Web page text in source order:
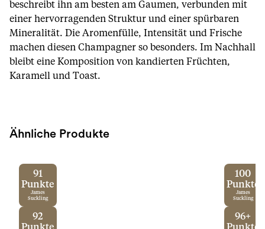
beschreibt ihn am besten am Gaumen, verbunden mit
einer hervorragenden Struktur und einer spürbaren
Mineralität. Die Aromenfülle, Intensität und Frische
machen diesen Champagner so besonders. Im Nachhall
bleibt eine Komposition von kandierten Früchten,
Karamell und Toast.
Ähnliche Produkte
91
Punkte
James
Suckling
92
100
Punkte
James
Suckling
96+